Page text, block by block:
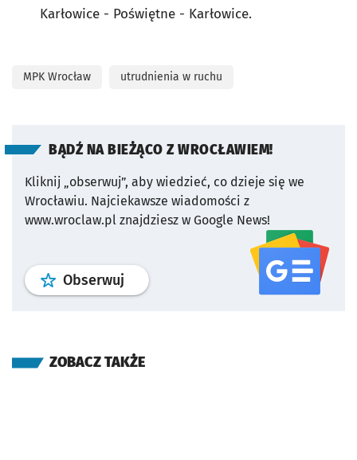
Karłowice - Poświętne - Karłowice.
MPK Wrocław utrudnienia w ruchu
BĄDŹ NA BIEŻĄCO Z WROCŁAWIEM!
Kliknij „obserwuj”, aby wiedzieć, co dzieje się we
Wrocławiu. Najciekawsze wiadomości z
www.wroclaw.pl znajdziesz w Google News!
Obserwuj profil serwisu
ZOBACZ TAKŻE